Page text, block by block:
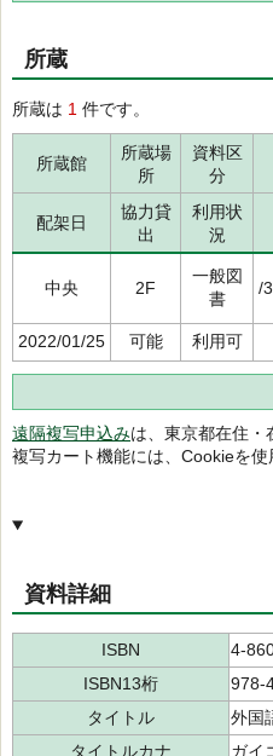
所蔵
所蔵は 1 件です。
所蔵館
所蔵場
所
資料区
分
配架日
協力貸
出
利用状
況
中央 2F
一般図
書
/
2022/01/25 可能 利用可
遠隔複写申込みは、東京都在住・
複写カート機能には、Cookieを
資料詳細
ISBN
4-
ISBN13桁
978-
タイトル
外国
タイトルカナ
ガイ